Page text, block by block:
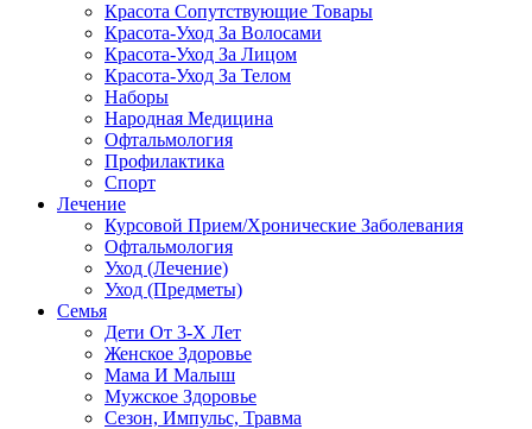
Красота Сопутствующие Товары
Красота-Уход За Волосами
Красота-Уход За Лицом
Красота-Уход За Телом
Наборы
Народная Медицина
Офтальмология
Профилактика
Спорт
Лечение
Курсовой Прием/Хронические Заболевания
Офтальмология
Уход (Лечение)
Уход (Предметы)
Семья
Дети От 3-Х Лет
Женское Здоровье
Мама И Малыш
Мужское Здоровье
Сезон, Импульс, Травма